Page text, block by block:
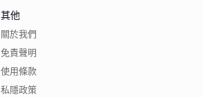
其他
關於我們
免責聲明
使用條款
私隱政策